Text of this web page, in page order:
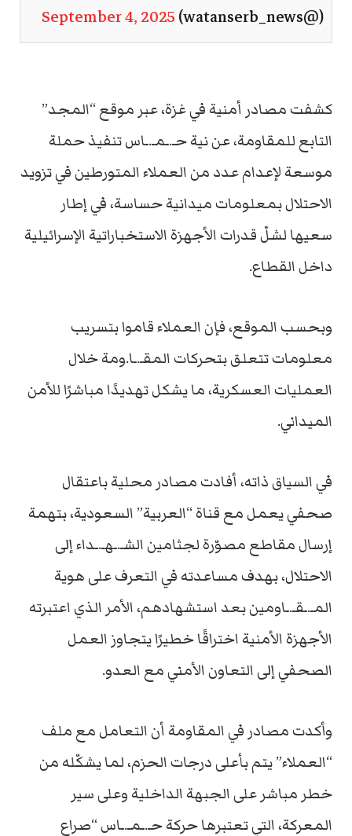
(@watanserb_news)
September 4, 2025
كشفت مصادر أمنية في غزة، عبر موقع “المجد”
التابع للمقاومة، عن نية حـ.ـمـ.ـاس تنفيذ حملة
موسعة لإعدام عدد من العملاء المتورطين في تزويد
الاحتلال بمعلومات ميدانية حساسة، في إطار
سعيها لشلّ قدرات الأجهزة الاستخباراتية الإسرائيلية
داخل القطاع.
وبحسب الموقع، فإن العملاء قاموا بتسريب
معلومات تتعلق بتحركات المقـ.ـا.ومة خلال
العمليات العسكرية، ما يشكل تهديدًا مباشرًا للأمن
الميداني.
في السياق ذاته، أفادت مصادر محلية باعتقال
صحفي يعمل مع قناة “العربية” السعودية، بتهمة
إرسال مقاطع مصوّرة لجثامين الشـ.ـهـ.ـداء إلى
الاحتلال، بهدف مساعدته في التعرف على هوية
المـ.ـقـ.ـاومين بعد استشهادهم، الأمر الذي اعتبرته
الأجهزة الأمنية اختراقًا خطيرًا يتجاوز العمل
الصحفي إلى التعاون الأمني مع العدو.
وأكدت مصادر في المقاومة أن التعامل مع ملف
“العملاء” يتم بأعلى درجات الحزم، لما يشكّله من
خطر مباشر على الجبهة الداخلية وعلى سير
المعركة، التي تعتبرها حركة حـ.ـمـ.ـاس “صراع